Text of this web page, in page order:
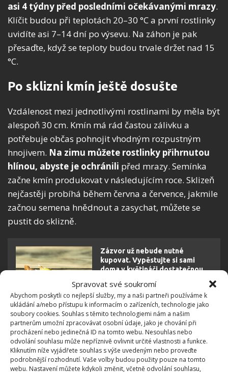
Spravovat své soukromí
Abychom poskytli co nejlepší služby, my a naši partneři používáme k
ukládání a/nebo přístupu k informacím o zařízeních, technologie jako
soubory cookies. Souhlas s těmito technologiemi nám a našim
partnerům umožní zpracovávat osobní údaje, jako je chování při
procházení nebo jedinečná ID na tomto webu. Nesouhlas nebo
odvolání souhlasu může nepříznivě ovlivnit určité vlastnosti a funkce.
Kliknutím níže vyjádřete souhlas s výše uvedeným nebo proveďte
podrobnější rozhodnutí. Vaše volby budou použity pouze na tomto
webu. Nastavení můžete kdykoli změnit, včetně odvolání souhlasu,
asi 4 týdny před posledními očekávanými mrazy.
Klíčit budou při teplotách 20–30 °C a první rostlinky
uvidíte asi 7–14 dní po výsevu. Na záhon je pak
přesaďte, když se teploty budou trvale držet nad 15
°C.
Po sklizni kmín ještě dosušte
Vzdálenost mezi jednotlivými rostlinami by měla být
alespoň 30 cm. Kmín má rád častou zálivku a
potřebuje občas pohnojit vhodným rozpustným
hnojivem. Na zimu můžete rostlinky přihrnutou
hlínou, abyste je ochránili před mrazy. Semínka
začne kmín produkovat v následujícím roce. Sklizeň
nejčastěji probíhá během června a července, jakmile
začnou semena hnědnout a zasychat, můžete se
pustit do sklizně.
Zázvor už nebude nutné
kupovat. Vypěstujte si sami
doma v květináči dostatečnou
začátečník